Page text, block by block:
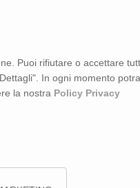
che consentono a questo
e salvare informazioni
dell’Utente quando
Puoi rifiutare o accettare
In ogni momento
la nostra Policy Privacy